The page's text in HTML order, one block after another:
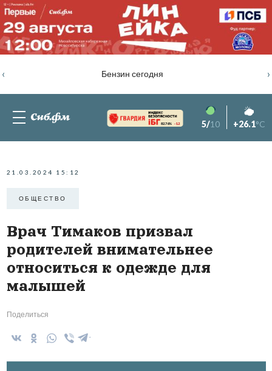
Бензин сегодня
‹ ›
82.76% -1.2 5/10 +26.1°C
21.03.2024 15:12
ОБЩЕСТВО
Врач Тимаков призвал
родителей внимательнее
относиться к одежде для
малышей
Поделиться